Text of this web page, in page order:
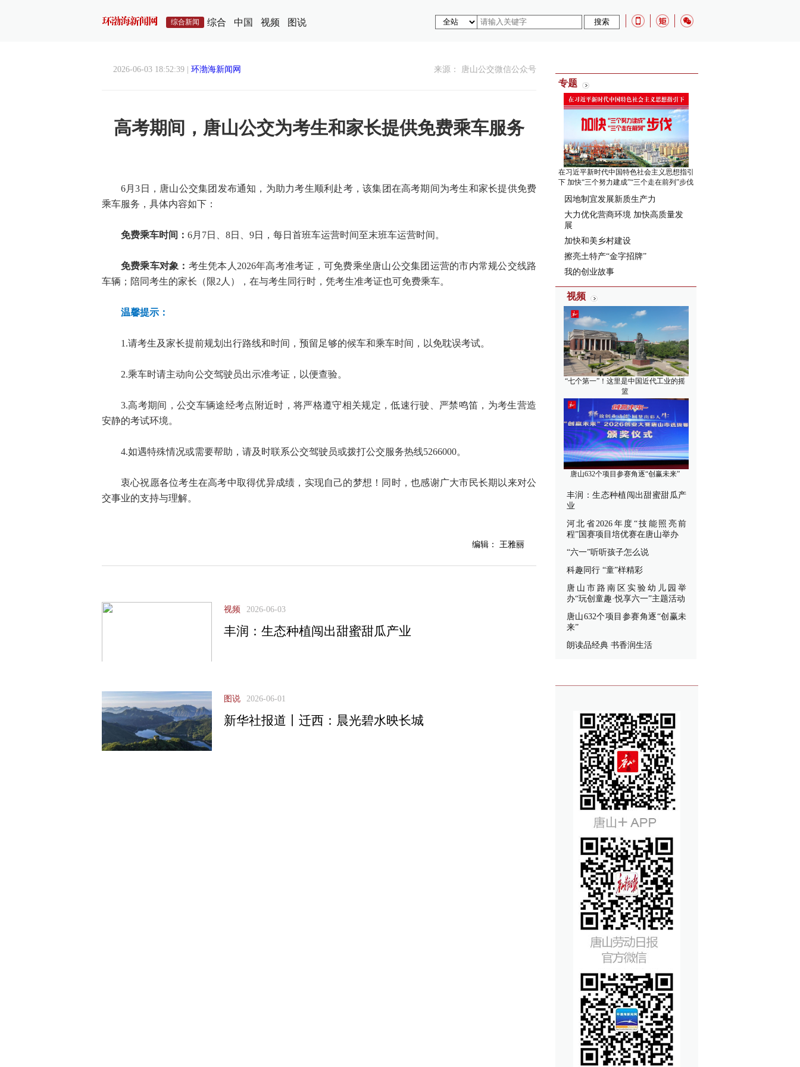
综合新闻 综合 中国 视频 图说
2026-06-03 18:52:39 | 环渤海新闻网 来源： 唐山公交微信公众号
高考期间，唐山公交为考生和家长提供免费乘车服务
6月3日，唐山公交集团发布通知，为助力考生顺利赴考，该集团在高考期间为考生和家长提供免费
乘车服务，具体内容如下：
免费乘车时间： 6月7日、8日、9日，每日首班车运营时间至末班车运营时间。
免费乘车对象： 考生凭本人2026年高考准考证，可免费乘坐唐山公交集团运营的市内常规公交线路
车辆；陪同考生的家长（限2人），在与考生同行时，凭考生准考证也可免费乘车。
温馨提示：
1.请考生及家长提前规划出行路线和时间，预留足够的候车和乘车时间，以免耽误考试。
2.乘车时请主动向公交驾驶员出示准考证，以便查验。
3.高考期间，公交车辆途经考点附近时，将严格遵守相关规定，低速行驶、严禁鸣笛，为考生营造
安静的考试环境。
4.如遇特殊情况或需要帮助，请及时联系公交驾驶员或拨打公交服务热线5266000。
衷心祝愿各位考生在高考中取得优异成绩，实现自己的梦想！同时，也感谢广大市民长期以来对公
交事业的支持与理解。
编辑： 王雅丽
视频 2026-06-03
丰润：生态种植闯出甜蜜甜瓜产业
图说 2026-06-01
新华社报道丨迁西：晨光碧水映长城
专题
在习近平新时代中国特色社会主义思想指引
下 加快“三个努力建成”“三个走在前列”步伐
因地制宜发展新质生产力
大力优化营商环境 加快高质量发
展
加快和美乡村建设
擦亮土特产“金字招牌”
我的创业故事
视频
“七个第一”！这里是中国近代工业的摇
篮
唐山632个项目参赛角逐“创赢未来”
丰润：生态种植闯出甜蜜甜瓜产
业
河北省2026年度“技能照亮前
程”国赛项目培优赛在唐山举办
“六一”听听孩子怎么说
科趣同行 “童”样精彩
唐山市路南区实验幼儿园举
办“玩创童趣·悦享六一”主题活动
唐山632个项目参赛角逐“创赢未
来”
朗读品经典 书香润生活